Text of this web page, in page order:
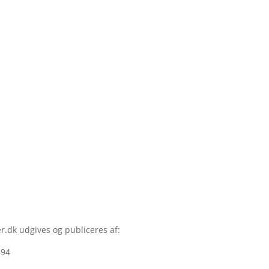
udgives og publiceres af: